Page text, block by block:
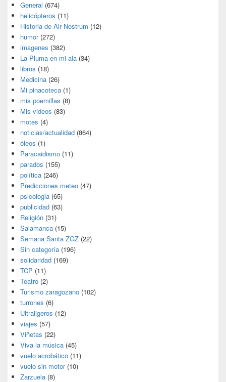
General (674)
helicópteros (11)
Historia de Air Nostrum (12)
humor(272)
imagenes (382)
La Pluma en mi ala (34)
libros (18)
Medicina (26)
Mi pinacoteca (1)
mis poemillas (8)
Mis videos (83)
motes (4)
noticias/actualidad (864)
óleos (1)
Paracaidismo (11)
parados (155)
política (246)
Predicciones meteo (47)
psicologia (65)
publicidad (63)
Religión (31)
Salamanca (15)
Semana Santa ZGZ (22)
Sin categoría (196)
solidaridad (169)
TCP (11)
Teatro (2)
Turismo zaragozano (102)
turrones (6)
Ultraligeros (12)
viajes (57)
Viñetas (22)
Viva la música (45)
vuelo acrobático (11)
vuelo sin motor(10)
Zarzuela (8)